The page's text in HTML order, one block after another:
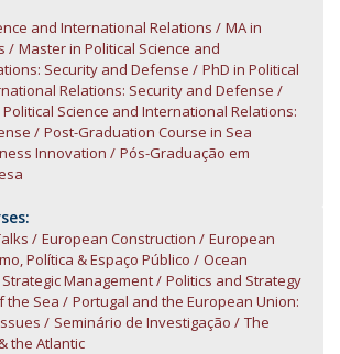
and International Relations
MA in
Master in Political Science and
Security and Defense
PhD in Political
Relations: Security and Defense
Science and International Relations:
Post-Graduation Course in Sea
Innovation
Pós-Graduação em
European Construction
European
Política & Espaço Público
Ocean
Management
Politics and Strategy
the Sea
Portugal and the European Union:
Seminário de Investigação
The
the Atlantic